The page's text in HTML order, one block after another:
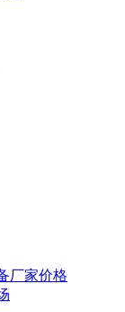
厂家价格